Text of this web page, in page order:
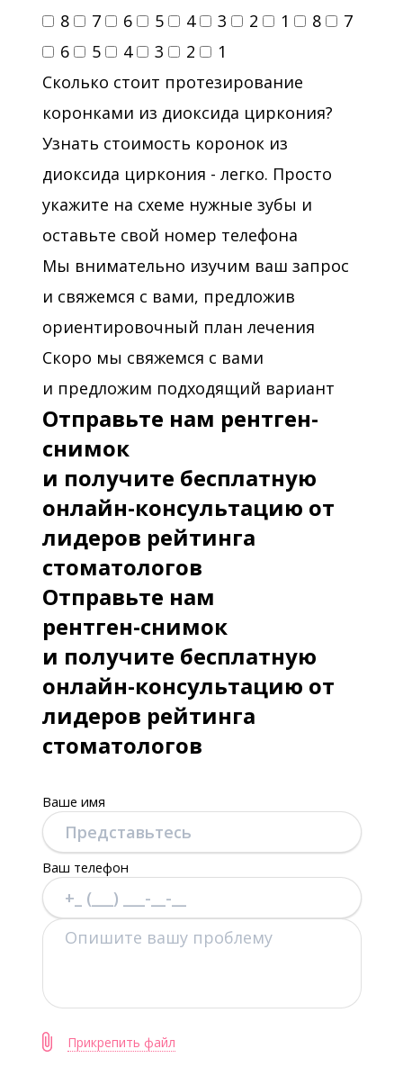
8
7 6 5 4 3 2 1 8
7
6
5 4 3 2
1
Сколько стоит протезирование
коронками из диоксида циркония?
Узнать стоимость коронок из
диоксида циркония - легко. Просто
укажите на схеме нужные зубы и
оставьте свой номер телефона
Мы внимательно изучим ваш запрос
и свяжемся с вами, предложив
ориентировочный план лечения
Скоро мы свяжемся с вами
и предложим подходящий вариант
Отправьте нам рентген-
снимок
и получите бесплатную
онлайн-консультацию от
лидеров рейтинга
стоматологов
Отправьте нам
рентген-снимок
и получите бесплатную
онлайн-консультацию от
лидеров рейтинга
стоматологов
Ваше имя
Ваш телефон
Прикрепить файл